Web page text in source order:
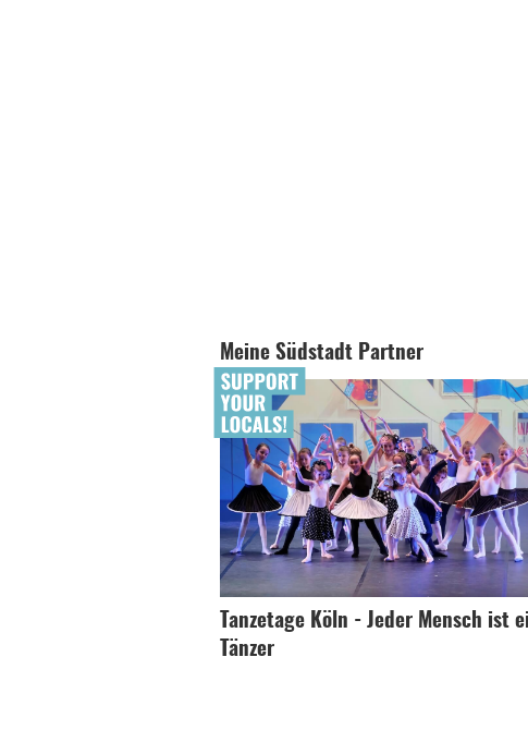
Meine Südstadt Partner
Tanzetage Köln - Jeder Mensch ist
Tänzer